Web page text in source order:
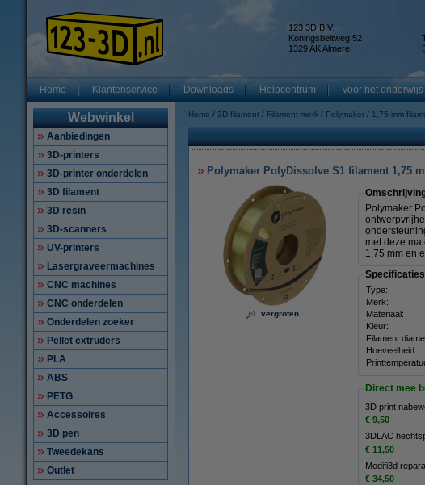
123 3D B.V.
Koningsbeltweg 52
1329 AK Almere
Home Klantenservice Downloads Helpcentrum Voor het onderwijs
Webwinkel
Aanbiedingen
3D-printers
3D-printer onderdelen
3D filament
3D resin
3D-scanners
UV-printers
Lasergraveermachines
CNC machines
CNC onderdelen
Onderdelen zoeker
Pellet extruders
PLA
ABS
PETG
Accessoires
3D pen
Tweedekans
Outlet
Home 3D filament Filament merk Polymaker 1,75 mm
Polymaker PolyDissolve S1 filament 1,75
vergroten
Polymaker
met deze
1,75 mm en
Specificaties
Type:
Merk:
Materiaal:
Kleur:
Filament
Hoeveelheid:
Direct mee
3D print
€ 9,50
3DLAC
€ 11,50
Modifi3d
€ 34,50